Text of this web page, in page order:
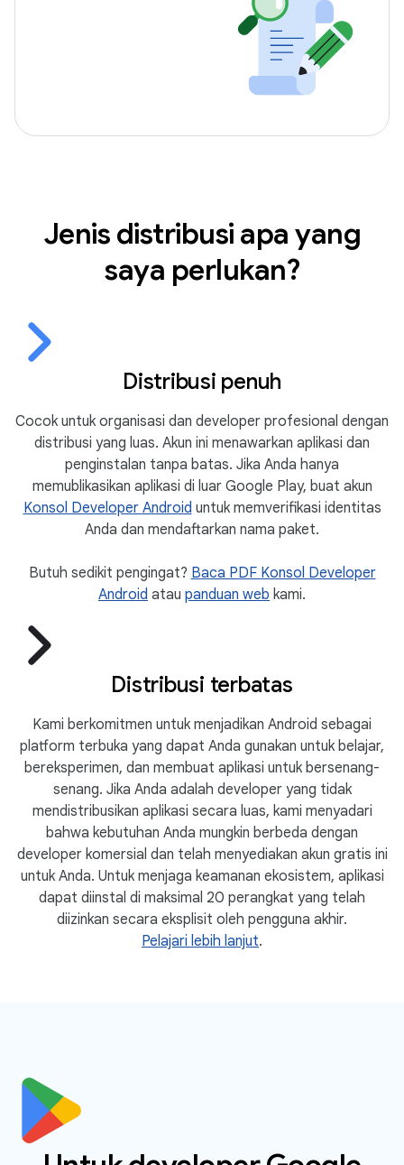
Jenis distribusi apa yang
saya perlukan?
Distribusi penuh
Cocok untuk organisasi dan developer profesional dengan
distribusi yang luas. Akun ini menawarkan aplikasi dan
penginstalan tanpa batas. Jika Anda hanya
memublikasikan aplikasi di luar Google Play, buat akun
Konsol Developer Android untuk memverifikasi identitas
Anda dan mendaftarkan nama paket.
Butuh sedikit pengingat? Baca PDF Konsol Developer
Android atau panduan web kami.
Distribusi terbatas
Kami berkomitmen untuk menjadikan Android sebagai
platform terbuka yang dapat Anda gunakan untuk belajar,
bereksperimen, dan membuat aplikasi untuk bersenang-
senang. Jika Anda adalah developer yang tidak
mendistribusikan aplikasi secara luas, kami menyadari
bahwa kebutuhan Anda mungkin berbeda dengan
developer komersial dan telah menyediakan akun gratis ini
untuk Anda. Untuk menjaga keamanan ekosistem, aplikasi
dapat diinstal di maksimal 20 perangkat yang telah
diizinkan secara eksplisit oleh pengguna akhir.
Pelajari lebih lanjut.